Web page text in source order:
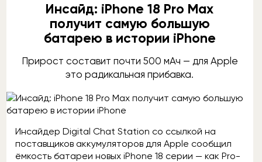
Инсайд: iPhone 18 Pro Max
получит самую большую
батарею в истории iPhone
Прирост составит почти 500 мАч — для Apple
это радикальная прибавка.
Инсайдер Digital Chat Station со ссылкой на
поставщиков аккумуляторов для Apple сообщил
ёмкость батареи новых iPhone 18 серии — как Pro-